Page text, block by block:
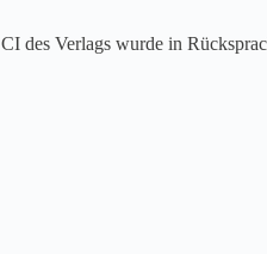
des Verlags wurde in